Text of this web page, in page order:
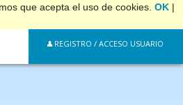
que acepta el uso de cookies. OK |
REGISTRO / ACCESO USUARIO